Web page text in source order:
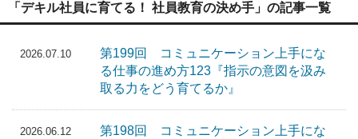
「デキル社員に育てる！ 社員教育の決め手」の記事一覧
2026.07.10
第199回 コミュニケーション上手にな
る仕事の進め方123『指示の意図を汲み
取る力をどう育てるか』
2026.06.12
第198回 コミュニケーション上手にな